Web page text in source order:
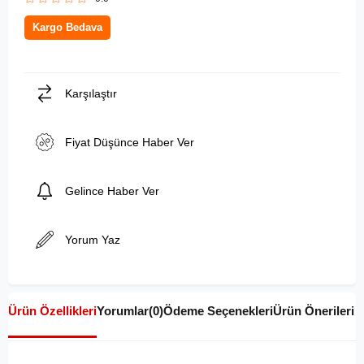
Kargo Bedava
Karşılaştır
Fiyat Düşünce Haber Ver
Gelince Haber Ver
Yorum Yaz
Ürün ÖzellikleriYorumlar(0)Ödeme SeçenekleriÜrün Önerileri